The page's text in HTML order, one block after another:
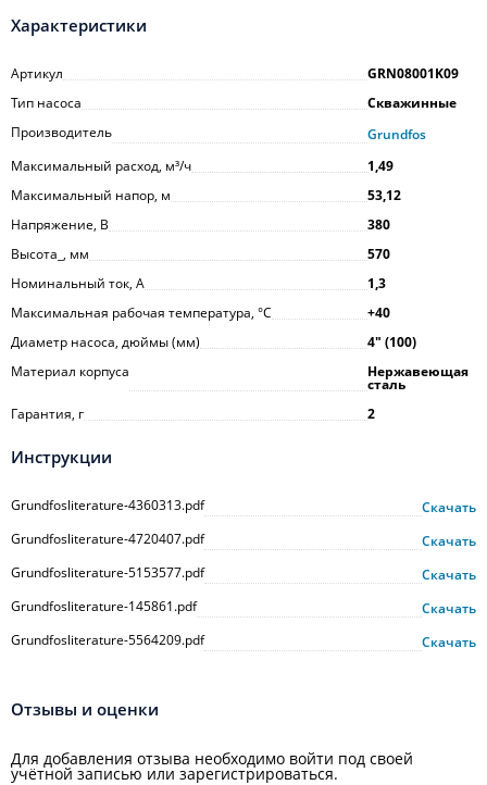
Характеристики
Артикул
GRN08001K09
Тип насоса
Скважинные
Производитель
Grundfos
Максимальный расход, м³/ч
1,49
Максимальный напор, м
53,12
Напряжение, В
380
Высота_, мм
570
Номинальный ток, А
1,3
Максимальная рабочая температура, °С
+40
Диаметр насоса, дюймы (мм)
4ʺ (100)
Материал корпуса
Нержавеющая
сталь
Гарантия, г
2
Инструкции
Grundfosliterature-4360313.pdf
Скачать
Grundfosliterature-4720407.pdf
Скачать
Grundfosliterature-5153577.pdf
Скачать
Grundfosliterature-145861.pdf
Скачать
Grundfosliterature-5564209.pdf
Скачать
Отзывы и оценки
Для добавления отзыва необходимо войти под своей
учётной записью или зарегистрироваться.